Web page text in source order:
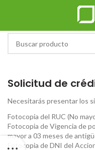
Solicitud de
Necesitarás presentar los
Fotocopia del RUC (No
Fotocopia de Vigencia de
mayor a 03 meses de
Fotocopia de DNI del